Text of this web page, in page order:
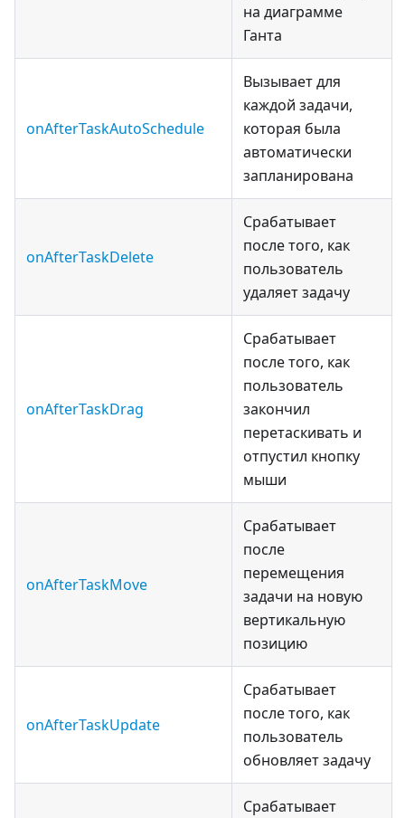
на диаграмме
Ганта
onAfterTaskAutoSchedule
Вызывает для
каждой задачи,
которая была
автоматически
запланирована
onAfterTaskDelete
Срабатывает
после того, как
пользователь
удаляет задачу
onAfterTaskDrag
Срабатывает
после того, как
пользователь
закончил
перетаскивать и
отпустил кнопку
мыши
onAfterTaskMove
Срабатывает
после
перемещения
задачи на новую
вертикальную
позицию
onAfterTaskUpdate
Срабатывает
после того, как
пользователь
обновляет задачу
Срабатывает